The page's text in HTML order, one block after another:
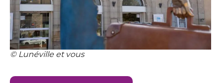
© Lunéville et vous